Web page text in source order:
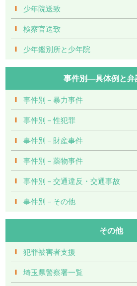
少年院送致
検察官送致
少年鑑別所と少年院
事件別―具体例と弁
事件別－暴力事件
事件別－性犯罪
事件別－財産事件
事件別－薬物事件
事件別－交通違反・交通事故
事件別－その他
その他
犯罪被害者支援
埼玉県警察署一覧